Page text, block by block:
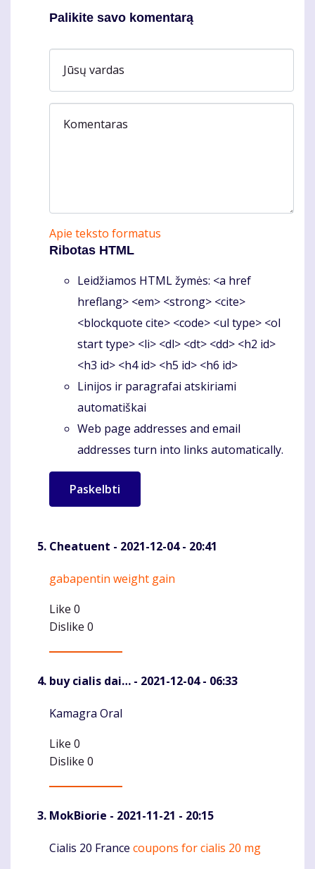
Palikite savo komentarą
Jūsų vardas
Komentaras
Apie teksto formatus
Ribotas HTML
Leidžiamos HTML žymės: <a href
hreflang> <em> <strong> <cite>
<blockquote cite> <code> <ul type> <ol
start type> <li> <dl> <dt> <dd> <h2 id>
<h3 id> <h4 id> <h5 id> <h6 id>
Linijos ir paragrafai atskiriami
automatiškai
Web page addresses and email
addresses turn into links automatically.
Cheatuent - 2021-12-04 - 20:41
Komentaras
gabapentin weight gain
Like 0
Dislike 0
buy cialis dai… - 2021-12-04 - 06:33
Komentaras
Kamagra Oral
Like 0
Dislike 0
MokBiorie - 2021-11-21 - 20:15
Komentaras
Cialis 20 France coupons for cialis 20 mg